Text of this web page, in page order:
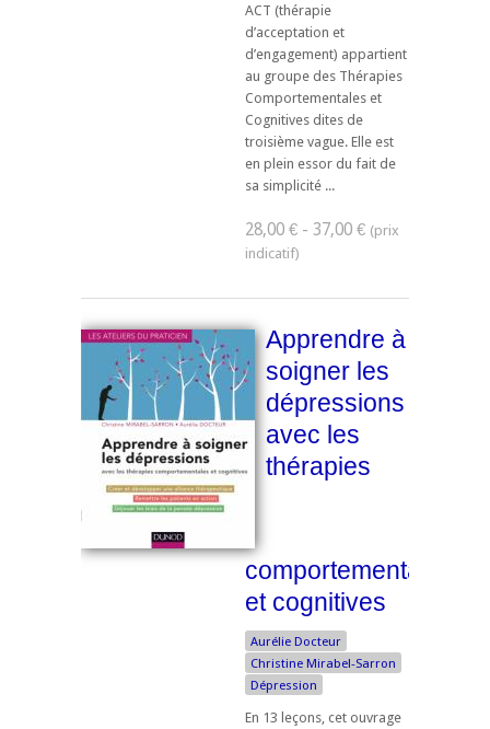
ACT (thérapie
d’acceptation et
d’engagement) appartient
au groupe des Thérapies
Comportementales et
Cognitives dites de
troisième vague. Elle est
en plein essor du fait de
sa simplicité ...
28,00 € - 37,00 €
Apprendre à
soigner les
dépressions
avec les
thérapies
comportementales
et cognitives
Aurélie Docteur
Christine Mirabel-Sarron
Dépression
En 13 leçons, cet ouvrage